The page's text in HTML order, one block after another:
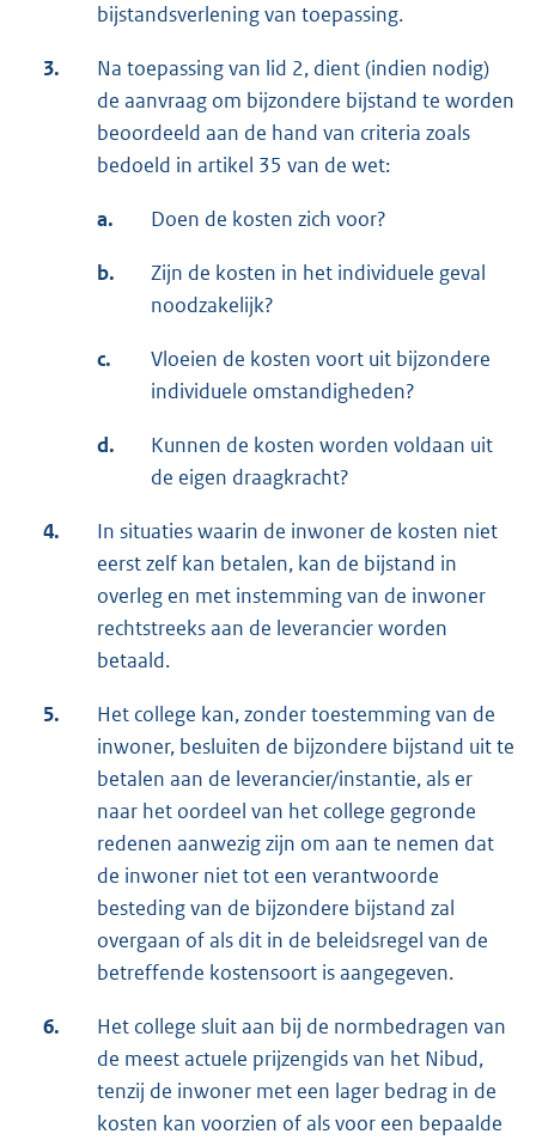
bijstandsverlening van toepassing.
3.
Na toepassing van lid 2, dient (indien nodig)
de aanvraag om bijzondere bijstand te worden
beoordeeld aan de hand van criteria zoals
bedoeld in artikel 35 van de wet:
a. Doen de kosten zich voor?
b.
Zijn de kosten in het individuele geval
noodzakelijk?
c.
Vloeien de kosten voort uit bijzondere
individuele omstandigheden?
d.
Kunnen de kosten worden voldaan uit
de eigen draagkracht?
4.
In situaties waarin de inwoner de kosten niet
eerst zelf kan betalen, kan de bijstand in
overleg en met instemming van de inwoner
rechtstreeks aan de leverancier worden
betaald.
5.
Het college kan, zonder toestemming van de
inwoner, besluiten de bijzondere bijstand uit te
betalen aan de leverancier/instantie, als er
naar het oordeel van het college gegronde
redenen aanwezig zijn om aan te nemen dat
de inwoner niet tot een verantwoorde
besteding van de bijzondere bijstand zal
overgaan of als dit in de beleidsregel van de
betreffende kostensoort is aangegeven.
6.
Het college sluit aan bij de normbedragen van
de meest actuele prijzengids van het Nibud,
tenzij de inwoner met een lager bedrag in de
kosten kan voorzien of als voor een bepaalde